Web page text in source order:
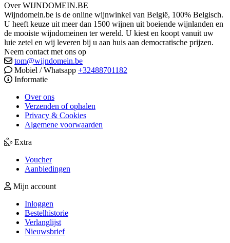
Over WIJNDOMEIN.BE
Wijndomein.be is de online wijnwinkel van België, 100% Belgisch.
U heeft keuze uit meer dan 1500 wijnen uit boeiende wijnlanden en
de mooiste wijndomeinen ter wereld. U kiest en koopt vanuit uw
luie zetel en wij leveren bij u aan huis aan democratische prijzen.
Neem contact met ons op
tom@wijndomein.be
Mobiel / Whatsapp +32488701182
Informatie
Over ons
Verzenden of ophalen
Privacy & Cookies
Algemene voorwaarden
Extra
Voucher
Aanbiedingen
Mijn account
Inloggen
Bestelhistorie
Verlanglijst
Nieuwsbrief